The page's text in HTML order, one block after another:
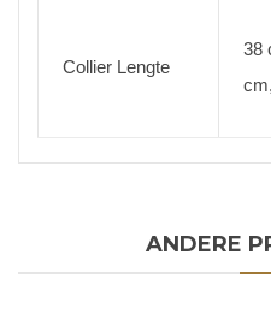
Collier Lengte
38
ANDERE